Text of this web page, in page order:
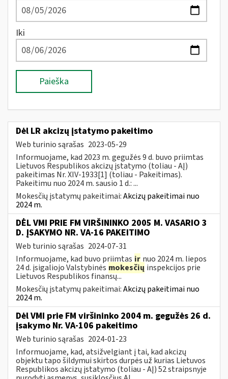
Iki
Paieška
Dėl LR akcizų įstatymo pakeitimo
Web turinio sąrašas 2023-05-29
Informuojame, kad 2023 m. gegužės 9 d. buvo priimtas
Lietuvos Respublikos akcizų įstatymo (toliau - AĮ)
pakeitimas Nr. XIV-1933[1] (toliau - Pakeitimas).
Pakeitimu nuo 2024 m. sausio 1 d.: ...
Mokesčių įstatymų pakeitimai:Akcizų pakeitimai nuo
2024 m.
DĖL VMI PRIE FM VIRŠININKO 2005 M. VASARIO 3
D. ĮSAKYMO NR. VA-16 PAKEITIMO
Web turinio sąrašas 2024-07-31
Informuojame, kad buvo priimtas ir nuo 2024 m. liepos
24 d. įsigaliojo Valstybinės mokesčių inspekcijos prie
Lietuvos Respublikos finansų...
Mokesčių įstatymų pakeitimai:Akcizų pakeitimai nuo
2024 m.
Dėl VMI prie FM viršininko 2004 m. gegužės 26 d.
įsakymo Nr. VA-106 pakeitimo
Web turinio sąrašas 2024-01-23
Informuojame, kad, atsižvelgiant į tai, kad akcizų
objektu tapo šildymui skirtos durpės už kurias Lietuvos
Respublikos akcizų įstatymo (toliau - AĮ) 52 straipsnyje